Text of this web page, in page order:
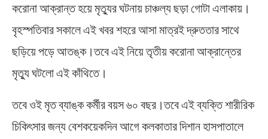
করোনা আক্রান্ত হয়ে মৃত্যুর ঘটনায় চাঞ্চল্য ছড়া গোটা এলাকায়।
বৃহস্পতিবার সকালে এই খবর শহরে আসা মাত্রই দ্রুততার সাথে
ছড়িয়ে পড়ে আতঙ্ক।তবে এই নিয়ে তৃতীয় করোনা আক্রান্তের
মৃত্যু ঘটলো এই কাঁথিতে।
তবে ওই মৃত ব্যাঙ্ক কর্মীর বয়স ৬০ বছর।তবে এই ব্যক্তি শারীরিক
চিকিৎসার জন্য বেশকয়েকদিন আগে কলকাতার দিশান হাসপাতালে